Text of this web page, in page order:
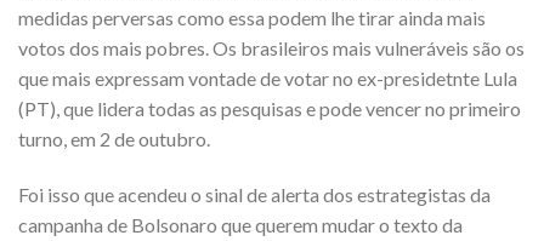
medidas perversas como essa podem lhe tirar ainda mais
votos dos mais pobres. Os brasileiros mais vulneráveis são os
que mais expressam vontade de votar no ex-presidetnte Lula
(PT), que lidera todas as pesquisas e pode vencer no primeiro
turno, em 2 de outubro.
Foi isso que acendeu o sinal de alerta dos estrategistas da
campanha de Bolsonaro que querem mudar o texto da